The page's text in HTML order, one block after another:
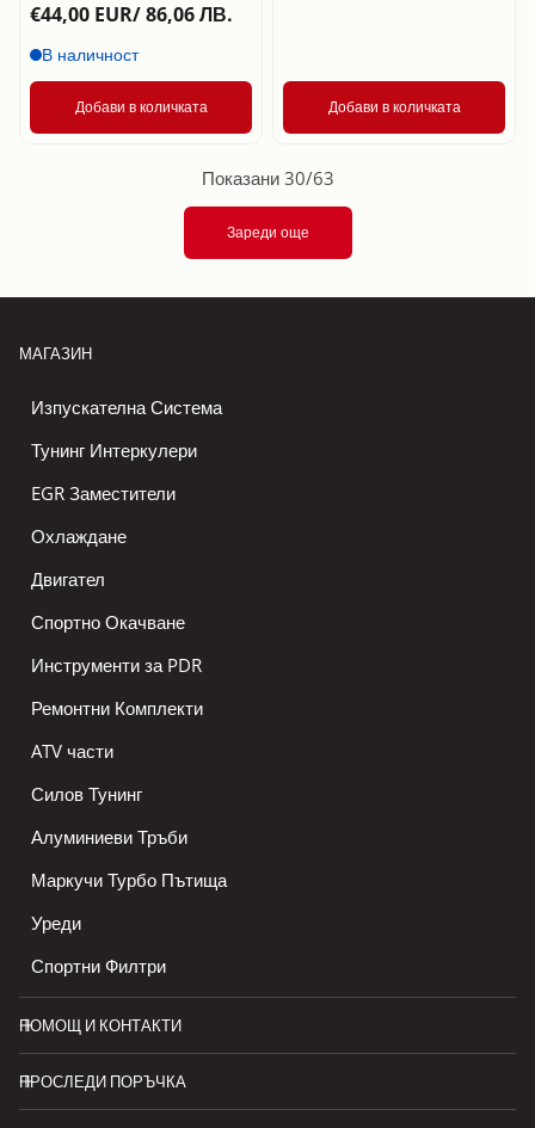
€44,00 EUR/ 86,06 ЛВ.
В наличност
Добави в количката Добави в количката
Показани 30/63
Зареди още
МАГАЗИН
Изпускателна Система
Тунинг Интеркулери
EGR Заместители
Охлаждане
Двигател
Спортно Окачване
Инструменти за PDR
Ремонтни Комплекти
ATV части
Силов Тунинг
Алуминиеви Тръби
Маркучи Турбо Пътища
Уреди
Спортни Филтри
ПОМОЩ И КОНТАКТИ
ПРОСЛЕДИ ПОРЪЧКА